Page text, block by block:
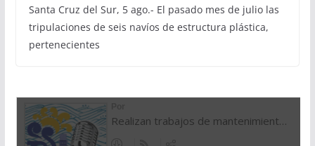
Santa Cruz del Sur, 5 ago.- El pasado mes de julio las
tripulaciones de seis navíos de estructura plástica,
pertenecientes